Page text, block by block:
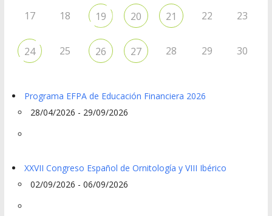
17 18 19 20 21 22 23
24 25 26 27 28 29 30
Programa EFPA de Educación Financiera 2026
28/04/2026 - 29/09/2026
XXVII Congreso Español de Ornitología y VIII Ibérico
02/09/2026 - 06/09/2026